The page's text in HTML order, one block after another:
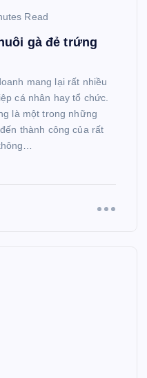
Read
gà đẻ trứng
mang lại rất nhiều
cá nhân hay tổ chức.
là một trong những
thành công của rất